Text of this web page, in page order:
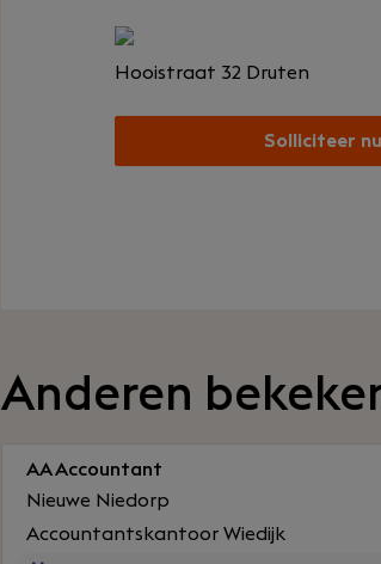
Hooistraat 32 Druten
Solliciteer nu
Anderen
AA Accountant
Nieuwe Niedorp
Accountantskantoor Wiedijk